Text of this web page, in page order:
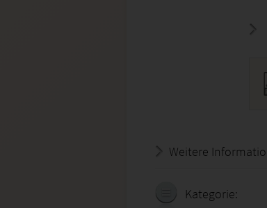
Weitere
Kategorie: